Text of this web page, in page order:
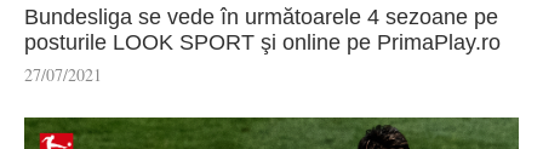
Bundesliga se vede în următoarele 4 sezoane pe
posturile LOOK SPORT şi online pe PrimaPlay.ro
27/07/2021